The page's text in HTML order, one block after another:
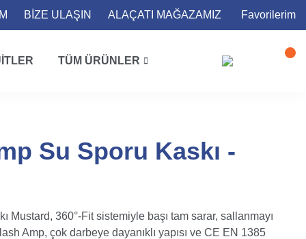
BİZE ULAŞIN ALAÇATI MAĞAZAMIZ Favorilerim
TÜM ÜRÜNLER
Su Sporu Kaskı -
Mustard, 360°-Fit sistemiyle başı tam sarar, sallanmayı
Amp, çok darbeye dayanıklı yapısı ve CE EN 1385